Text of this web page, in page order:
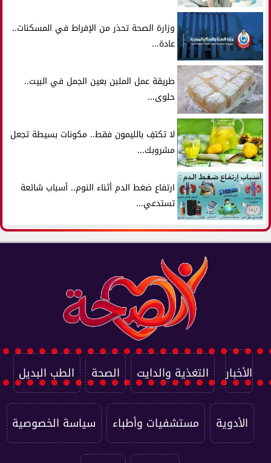
وزارة الصحة تحذر من الإفراط في المسكنات..
عادة...
طريقة عمل الملبن بعين الجمل في البيت..
حلوى...
لا تكتفِ بالليمون فقط.. مكونات بسيطة تجعل
مشروبك...
ارتفاع ضغط الدم أثناء النوم.. أسباب شائعة
تستدعي...
الأخبار التغذية والدايت الصحة الطب البديل
الأدوية مستشفيات وأطباء سياسة الخصوصية